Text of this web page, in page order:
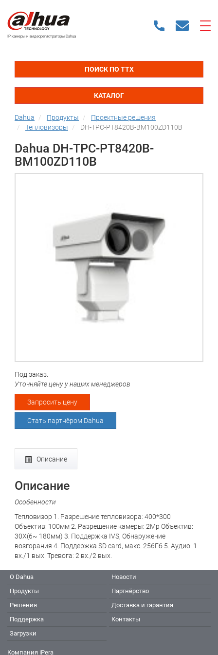
IP камеры и видеорегистраторы Dahua
ПОИСК ПО ТТХ
КАТАЛОГ
Dahua Продукты
Проектные решения
Тепловизоры
DH-TPC-PT8420B-BM100ZD110B
Dahua DH-TPC-PT8420B-
BM100ZD110B
Под заказ.
Уточняйте цену у наших менеджеров
Запросить цену
Стать партнёром Dahua
Описание
Описание
Особенности
Тепловизор 1. Разрешение тепловизора: 400*300
Объектив: 100мм 2. Разрешение камеры: 2Mp Объектив:
30X(6~ 180мм) 3. Поддержка IVS, Обнаружение
возгорания 4. Поддержка SD card, макс. 256Гб 5. Аудио: 1
вх./1 вых. Тревога: 2 вх./2 вых.
О Dahua
Продукты
Решения
Поддержка
Загрузки
Новости
Партнёрство
Доставка и гарантия
Контакты
Компания iPera